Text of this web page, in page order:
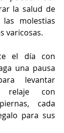
la salud de
molestias
varicosas.
el día con
una pausa
levantar
relaje con
cada
para sus